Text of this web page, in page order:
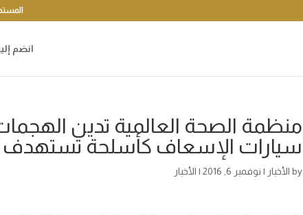
انضم
منظمة الصحة العالمية تدين الهجمات
سيارات الإسعاف كأسلحة تستهدف
by الأخبار | نوفمبر 6, 2016 | الأخبار